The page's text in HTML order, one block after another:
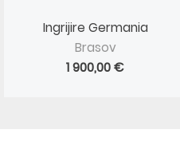
Ingrijire Germania
Brasov
1 900,00 €